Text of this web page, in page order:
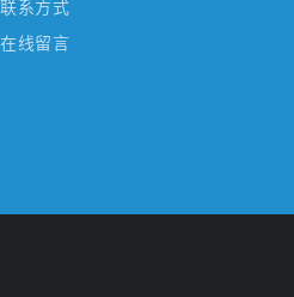
联系方式
在线留言